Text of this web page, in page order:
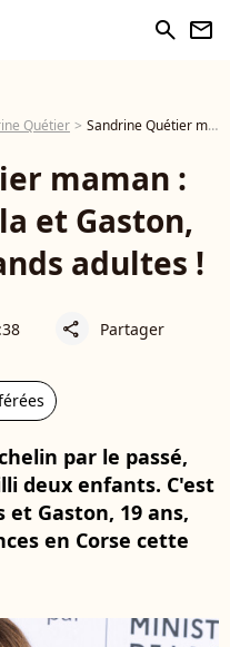
search newsletter
Quétier Sandrine Quétier maman : ses enfants, Lola et Gaston, sont déjà de grands adultes !
maman :
et Gaston,
adultes !
share Partager
par le passé,
deux enfants. C'est
et Gaston, 19 ans,
en Corse cette